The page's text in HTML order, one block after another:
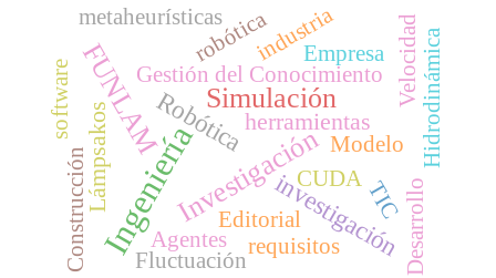
IngenieríaInvestigación
Simulación
FUNLAMRobótica
investigación
herramientas
Lámpsakos
Gestión del Conocimiento
Agentes Desarrollo
Hidrodinámica
robótica Velocidad
CUDA
industria
Editorial TIC
Empresa
Construcción requisitos
Fluctuación
Modelo
metaheurísticas
software